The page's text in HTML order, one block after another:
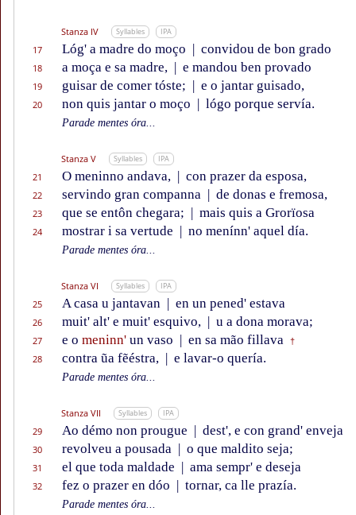
Stanza IV Syllables IPA
17 Lóg' a madre do moço | convidou de bon grado
18 a moça e sa madre, | e mandou ben provado
19 guisar de comer tóste; | e o jantar guisado,
20 non quis jantar o moço | lógo porque servía.
Parade mentes óra...
Stanza V Syllables IPA
21 O meninno andava, | con prazer da esposa,
22 servindo gran companna | de donas e fremosa,
23 que se entôn chegara; | mais quis a Grorïosa
24 mostrar i sa vertude | no menínn' aquel día.
Parade mentes óra...
Stanza VI Syllables IPA
25 A casa u jantavan | en un pened' estava
26 muit' alt' e muit' esquivo, | u a dona morava;
27 e o meninn' un vaso | en sa mão fillava †
28 contra ũa fẽéstra, | e lavar-o quería.
Parade mentes óra...
Stanza VII Syllables IPA
29 Ao démo non prougue | dest', e con grand' enveja
30 revolveu a pousada | o que maldito seja;
31 el que toda maldade | ama sempr' e deseja
32 fez o prazer en dóo | tornar, ca lle prazía.
Parade mentes óra...